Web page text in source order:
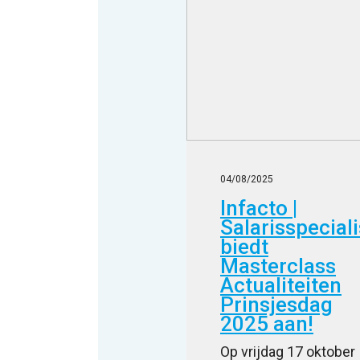
04/08/2025
Infacto |
biedt
Masterclass
Actualiteiten
Prinsjesdag
2025 aan!
Op vrijdag 17 oktober